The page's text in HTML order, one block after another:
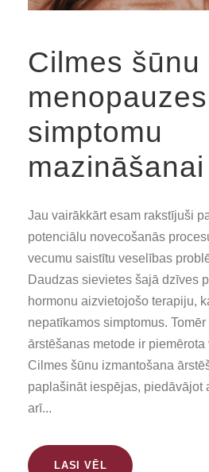
Cilmes
menopauzes
simptomu
mazināšanai
Jau vairākkārt esam rakstījuši
potenciālu novecošanās
vecumu saistītu veselības
Daudzas sievietes šajā dzīves
hormonu aizvietojošo terapiju,
nepatīkamos simptomus.
ārstēšanas metode ir
Cilmes šūnu izmantošana
paplašināt iespējas, piedāvājot
arī...
LASI VĒL